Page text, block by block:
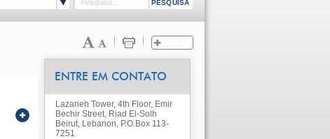
ENTRE EM CONTATO
Lazarieh Tower, 4th Floor, Emir
Bechir Street, Riad El-Solh
Beirut, Lebanon, P.O.Box 113-
7251